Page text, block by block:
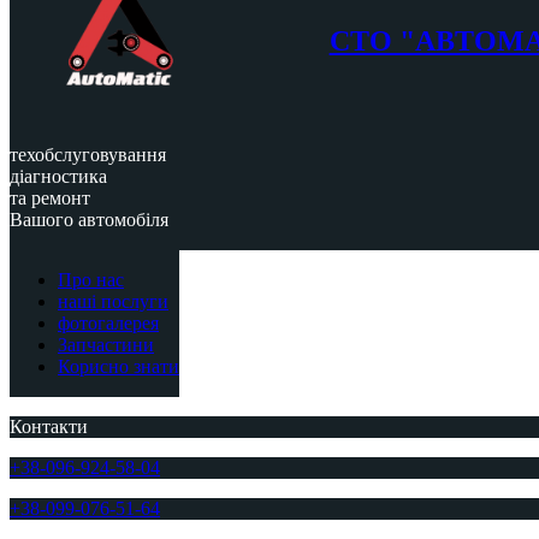
СТО
техобслуговування
діагностика
та ремонт
Вашого автомобіля
Про нас
наші послуги
фотогалерея
Запчастини
Корисно знати
Контакти
+38-096-924-58-04
+38-099-076-51-64